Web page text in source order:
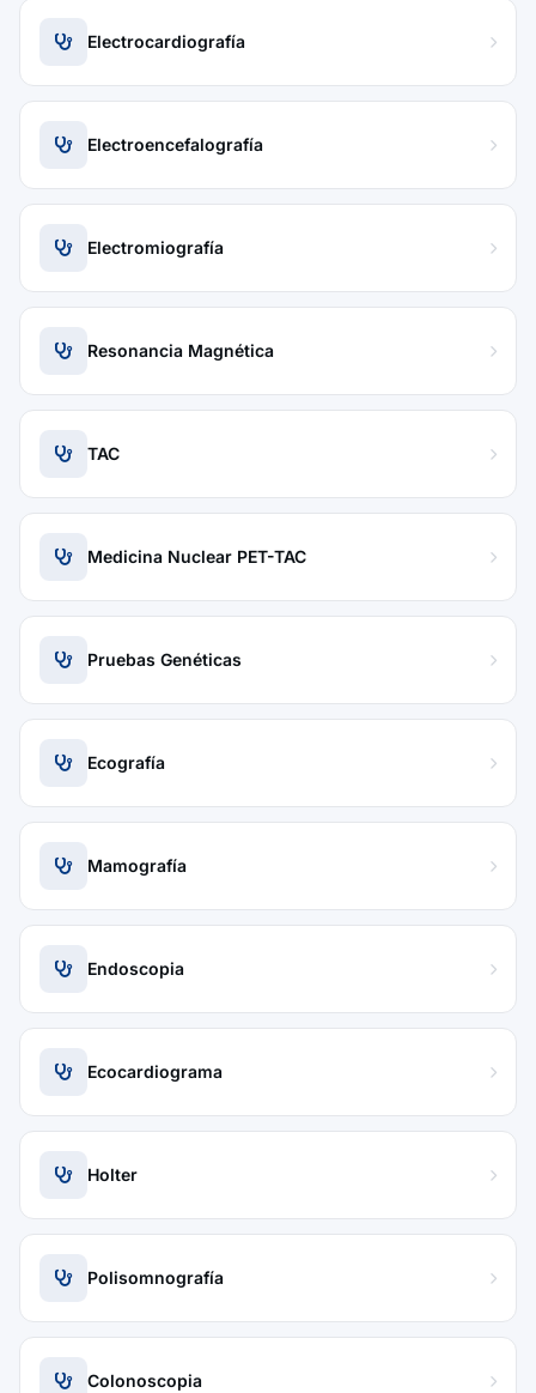
Electrocardiografía
Electroencefalografía
Electromiografía
Resonancia Magnética
TAC
Medicina Nuclear PET-TAC
Pruebas Genéticas
Ecografía
Mamografía
Endoscopia
Ecocardiograma
Holter
Polisomnografía
Colonoscopia